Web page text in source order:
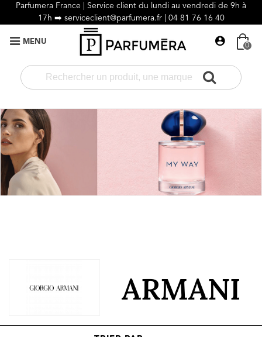
Parfumera France | Service client du lundi au vendredi de 9h à
17h ➡️ serviceclient@parfumera.fr | 04 81 76 16 40
MENU 0
ARMANI